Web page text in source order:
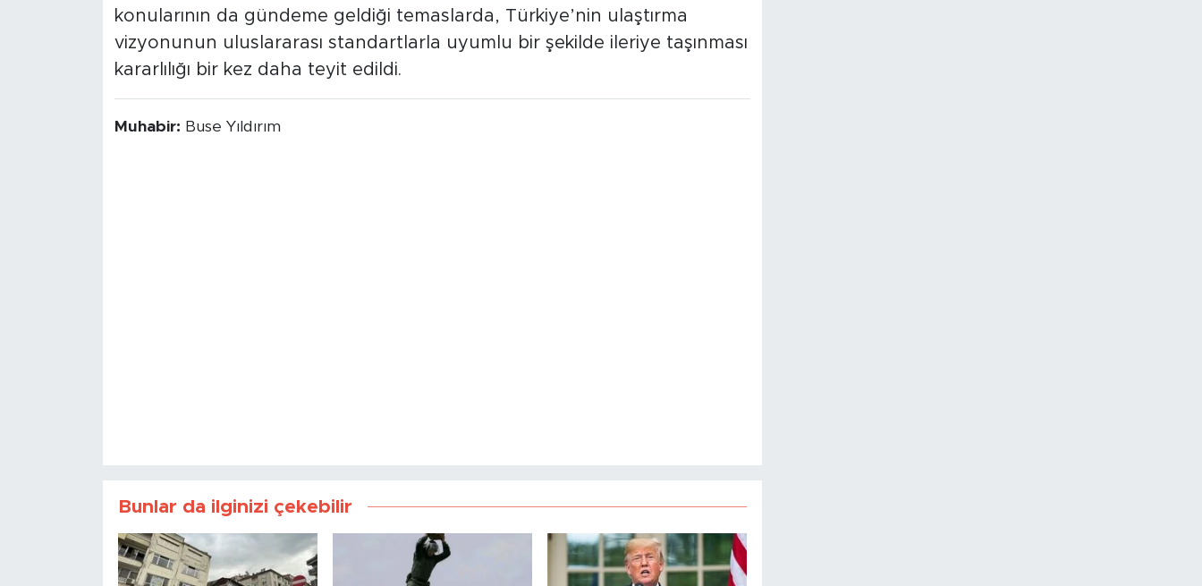
konularının da gündeme geldiği temaslarda, Türkiye’nin ulaştırma
vizyonunun uluslararası standartlarla uyumlu bir şekilde ileriye taşınması
kararlılığı bir kez daha teyit edildi.
Muhabir: Buse Yıldırım
Bunlar da ilginizi çekebilir